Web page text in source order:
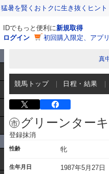
暑を賢くおトクに生き抜くヒント
IDでもっと便利に新規取得
ログイン
初回購入限定、アプ
真
競馬トップ 日程・結果
グリーンター
登録抹消
性齢 牝
生年月日 1987年5月27日